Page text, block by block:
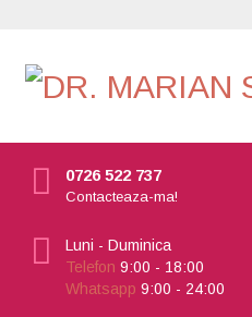
0726 522 737
Contacteaza-ma!
Luni - Duminica
Telefon 9:00 - 18:00
Whatsapp 9:00 - 24:00